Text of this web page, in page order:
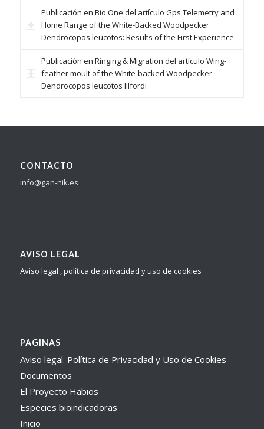
Publicación en Bio One del artículo Gps Telemetry and
Home Range of the White-Backed Woodpecker
Dendrocopos leucotos: Results of the First Experience
Publicación en Ringing & Migration del artículo Wing-
feather moult of the White-backed Woodpecker
Dendrocopos leucotos lilfordi
CONTACTO
info@gan-nik.es
AVISO LEGAL
Aviso legal , política de privacidad y uso de cookies
PAGINAS
Aviso legal. Política de Privacidad y Uso de Cookies
Documentos
El Proyecto Habios
Especies bioindicadoras
Inicio